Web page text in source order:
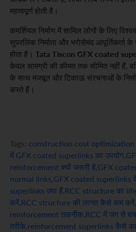
महत्वपूर्ण होती है।
कमर्शियल निर्माण में शामिल लोगों के लिए
सुपरलिंक निर्माता और भरोसेमंद आपूर्तिकर्ता
होता है। Tata Tiscon GFX coated
केवल सामग्री की कीमत तक सीमित नहीं हैं,
के साथ मजबूत और टिकाऊ संरचनाओं के
करते हैं।
Tags: construction cost
में GFX coated superlinks का उपयोग,
reinforcement क्यों जरूरी है,GFX
normal links,GFX coated superlinks
superlinks क्या हैं,RCC structure का
करें,RCC structure की लागत कैसे कम करें,
reinforcement तकनीक,RCC में जंग से
तरीके,reinforcement superlinks कैसे